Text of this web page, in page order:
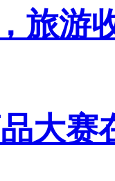
旅游
大赛